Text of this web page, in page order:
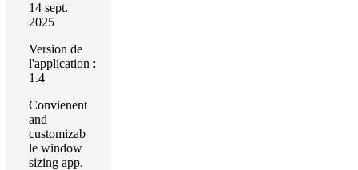
14 sept.
2025
Version de
l'application :
1.4
Convienent
and
customizab
le window
sizing app.